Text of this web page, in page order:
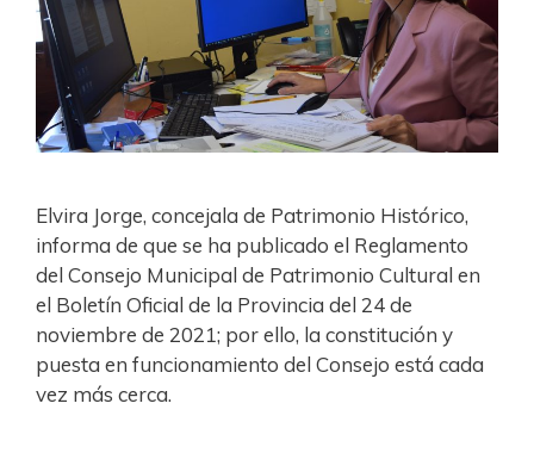
Elvira Jorge, concejala de Patrimonio Histórico,
informa de que se ha publicado el Reglamento
del Consejo Municipal de Patrimonio Cultural en
el Boletín Oficial de la Provincia del 24 de
noviembre de 2021; por ello, la constitución y
puesta en funcionamiento del Consejo está cada
vez más cerca.